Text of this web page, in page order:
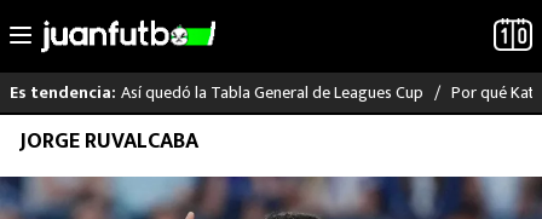
Saltar
contenido
Es tendencia: Así quedó la Tabla General de Leagues Cup Por qué
LO ÚLTIMO
LIGA MX
JORGE RUVALCABA